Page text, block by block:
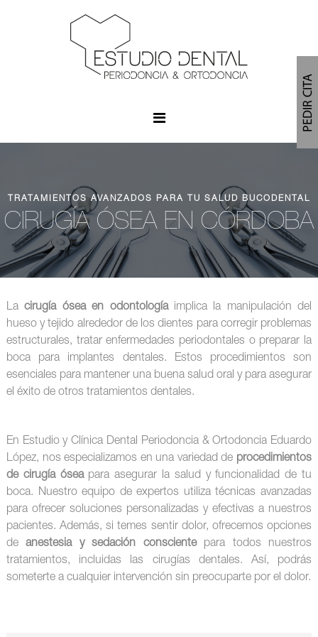
o
TRATAMIENTOS AVANZADOS PARA TU SALUD BUCODENTAL
CIRUGÍA ÓSEA EN CÓRDOBA
Lacirugía ósea en odontologíaimplica la manipulación del
hueso y tejido alrededor de los dientes para corregir problemas
estructurales, tratar enfermedades periodontales o preparar la
boca para implantes dentales. Estos procedimientos son
esenciales para mantener una buena salud oral y para asegurar
el éxito de otros tratamientos dentales.
En Estudio y Clínica Dental Periodoncia & Ortodoncia Eduardo
López, nos especializamos en una variedad de procedimientos
de cirugía óseapara asegurar la salud y funcionalidad de tu
boca. Nuestro equipo de expertos utiliza técnicas avanzadas
para ofrecer soluciones personalizadas y efectivas a nuestros
pacientes. Además, si temes sentir dolor, ofrecemos opciones
deanestesia y sedación conscientepara todos nuestros
tratamientos, incluidas las cirugías dentales. Así, podrás
someterte a cualquier intervención sin preocuparte por el dolor.